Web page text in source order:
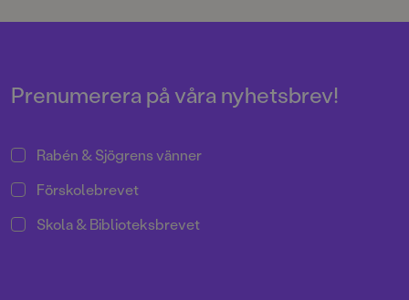
besökare för olyckor och ras.
härligt självförtroende.
Prenumerera på våra nyhetsbrev!
Rabén & Sjögrens vänner
Förskolebrevet
Skola & Biblioteksbrevet